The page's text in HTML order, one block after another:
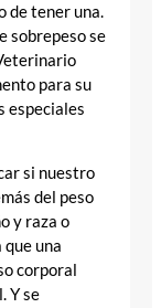
de tener una.
sobrepeso se
para su
especiales
si nuestro
del peso
y raza o
que una
corporal
Y se